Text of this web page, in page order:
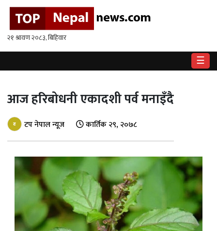
☰
गृहपृष्ठ
राजनीति
अर्थ
खेलकुद
विश्व
बिचार
अन्तर्वाता
मनोरन्जन
प्रबास
आज हरिबोधनी एकादशी पर्व मनाइँदै
टप नेपाल न्यूज कार्तिक २९, २०७८